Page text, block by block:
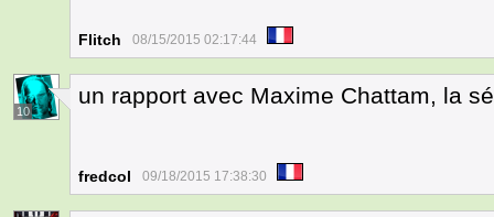
Flitch 08/15/2015 02:17:44
10
un rapport avec Maxime Chattam, la
fredcol 09/18/2015 17:38:30